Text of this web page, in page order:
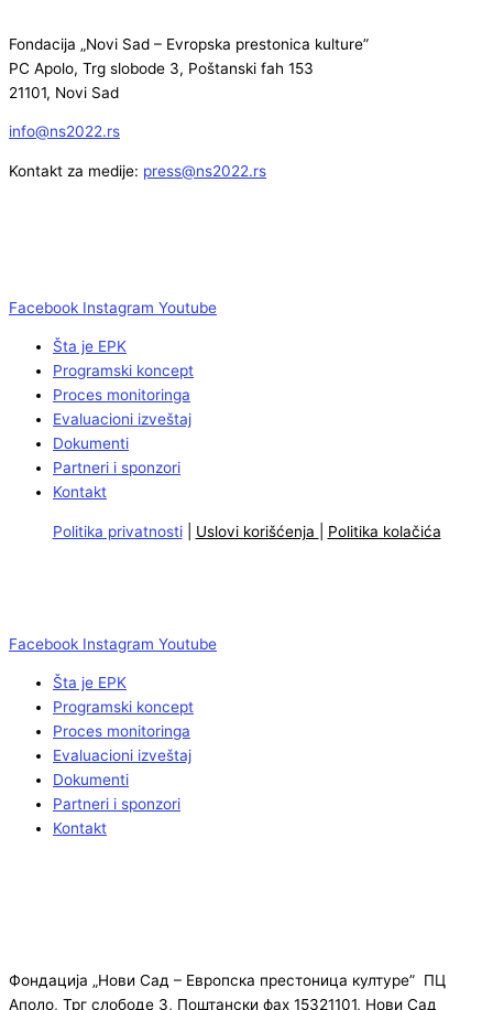
Fondacija „Novi Sad – Evropska prestonica kulture”
PC Apolo, Trg slobode 3, Poštanski fah 153
21101, Novi Sad
info@ns2022.rs
Kontakt za medije: press@ns2022.rs
Facebook Instagram Youtube
Šta je EPK
Programski koncept
Proces monitoringa
Evaluacioni izveštaj
Dokumenti
Partneri i sponzori
Kontakt
Politika privatnosti| Uslovi korišćenja Politika kolačića
Facebook Instagram Youtube
Šta je EPK
Programski koncept
Proces monitoringa
Evaluacioni izveštaj
Dokumenti
Partneri i sponzori
Kontakt
Фондација „Нови Сад – Европска престоница културе” ПЦ
Аполо, Трг слободе 3, Поштански фах 15321101, Нови Сад